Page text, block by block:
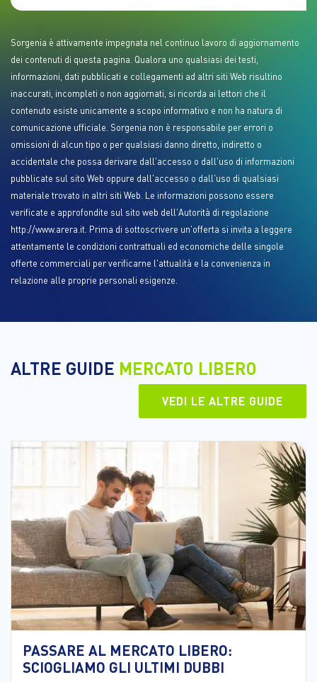
Sorgenia è attivamente impegnata nel continuo lavoro di aggiornamento
dei contenuti di questa pagina. Qualora uno qualsiasi dei testi,
informazioni, dati pubblicati e collegamenti ad altri siti Web risultino
inaccurati, incompleti o non aggiornati, si ricorda ai lettori che il
contenuto esiste unicamente a scopo informativo e non ha natura di
comunicazione ufficiale. Sorgenia non è responsabile per errori o
omissioni di alcun tipo o per qualsiasi danno diretto, indiretto o
accidentale che possa derivare dall'accesso o dall'uso di informazioni
pubblicate sul sito Web oppure dall'accesso o dall'uso di qualsiasi
materiale trovato in altri siti Web. Le informazioni possono essere
verificate e approfondite sul sito web dell'Autorità di regolazione
http://www.arera.it. Prima di sottoscrivere un'offerta si invita a leggere
attentamente le condizioni contrattuali ed economiche delle singole
offerte commerciali per verificarne l'attualità e la convenienza in
relazione alle proprie personali esigenze.
ALTRE GUIDE MERCATO LIBERO
VEDI LE ALTRE GUIDE
PASSARE AL MERCATO LIBERO:
SCIOGLIAMO GLI ULTIMI DUBBI